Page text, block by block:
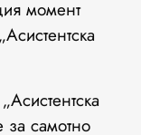
момент
за самотно